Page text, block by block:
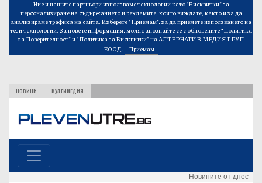
Ние и нашите партньори използваме технологии като “Бисквитки” за
персонализиране на съдържанието и рекламите, които виждате, както и за да
анализираме трафика на сайта. Изберете “Приемам”, за да приемете използването на
тези технологии. За повече информация, моля запознайте се с обновените“Политика
за Поверителност”и“Политика за Бисквитки”на АЛТЕРНАТИВ МЕДИЯ ГРУП
ЕООД.
Приемам
НОВИНИ МУЛТИМЕДИЯ
Новините от днес